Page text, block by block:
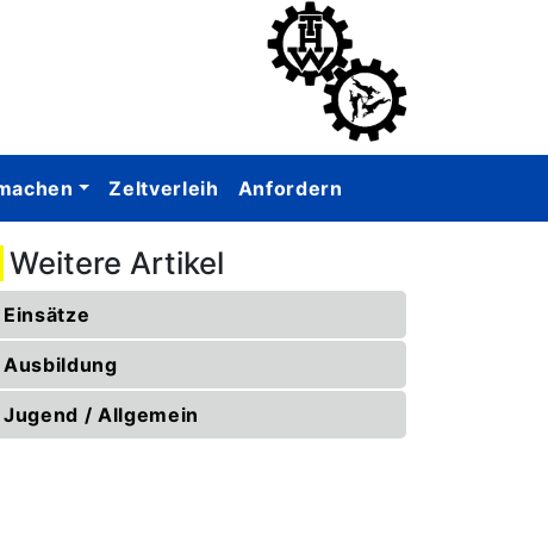
Zeltverleih Anfordern
Weitere Artikel
Einsätze
Ausbildung
Jugend / Allgemein